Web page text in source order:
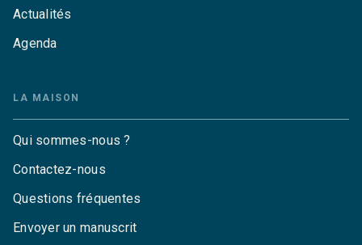
Actualités
Agenda
LA MAISON
Qui sommes-nous ?
Contactez-nous
Questions fréquentes
Envoyer un manuscrit